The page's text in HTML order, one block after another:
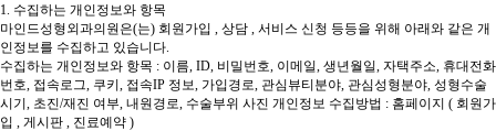
1. 수집하는 개인정보와 항목
마인드성형외과의원은(는) 회원가입 , 상담 , 서비스 신청 등등을 위해 아래와 같은 개
인정보를 수집하고 있습니다.
수집하는 개인정보와 항목 : 이름, ID, 비밀번호, 이메일, 생년월일, 자택주소, 휴대전화
번호, 접속로그, 쿠키, 접속IP 정보, 가입경로, 관심뷰티분야, 관심성형분야, 성형수술
시기, 초진/재진 여부, 내원경로, 수술부위 사진 개인정보 수집방법 : 홈페이지 ( 회원가
입 , 게시판 , 진료예약 )